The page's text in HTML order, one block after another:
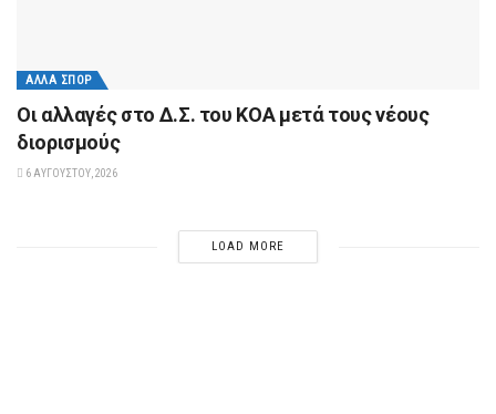
ΆΛΛΑ ΣΠΟΡ
Οι αλλαγές στο Δ.Σ. του ΚΟΑ μετά τους νέους
διορισμούς
6 ΑΥΓΟΎΣΤΟΥ, 2026
LOAD MORE